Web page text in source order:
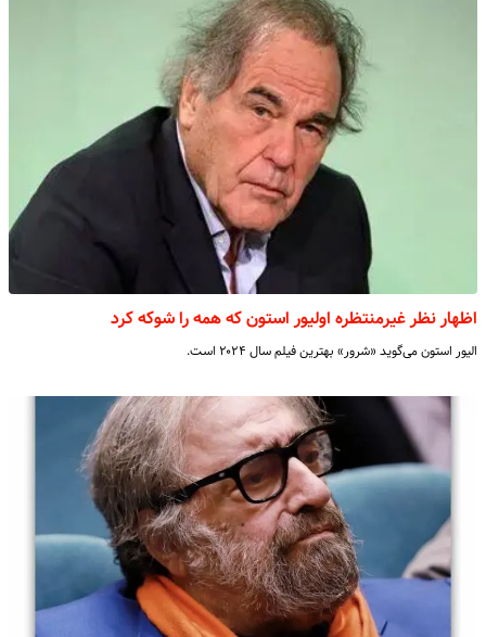
اظهار نظر غیرمنتظره اولیور استون که همه را شوکه کرد
الیور استون می‌گوید «شرور» بهترین فیلم سال ۲۰۲۴ است.